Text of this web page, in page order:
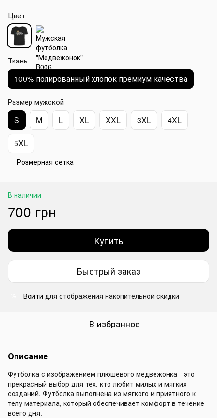
Цвет
Ткань
100% полированный хлопок премиум качества
Размер мужской
S M L XL XXL 3XL 4XL
5XL
Розмерная сетка
В наличии
700 грн
Купить
Быстрый заказ
Войти для отображения накопительной скидки
В избранное
Описание
Футболка с изображением плюшевого медвежонка - это
прекрасный выбор для тех, кто любит милых и мягких
созданий. Футболка выполнена из мягкого и приятного к
телу материала, который обеспечивает комфорт в течение
всего дня.